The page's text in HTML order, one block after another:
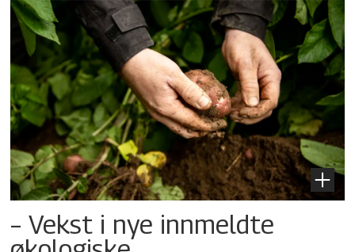
– Vekst i nye innmeldte